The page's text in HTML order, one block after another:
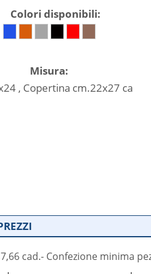
Colori disponibili:
Misura:
, Copertina cm.22x27 ca
cad.- Confezione minima